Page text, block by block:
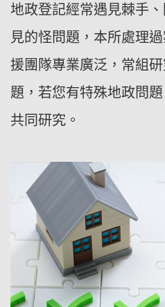
地政登記經常遇見棘手
見的怪問題，本所處理
援團隊專業廣泛，常組
題，若您有特殊地政問
共同研究。